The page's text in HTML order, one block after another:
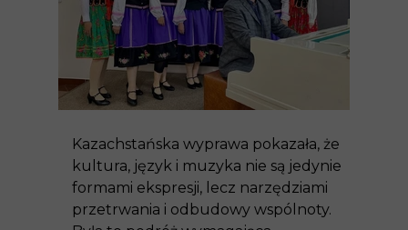
Kazachstańska wyprawa pokazała, że
kultura, język i muzyka nie są jedynie
formami ekspresji, lecz narzędziami
przetrwania i odbudowy wspólnoty.